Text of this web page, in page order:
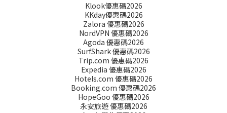
Klook優惠碼2026
KKday優惠碼2026
Zalora 優惠碼2026
NordVPN 優惠碼2026
Agoda 優惠碼2026
SurfShark 優惠碼2026
Trip.com 優惠碼2026
Expedia 優惠碼2026
Hotels.com 優惠碼2026
Booking.com 優惠碼2026
HopeGoo 優惠碼2026
永安旅遊 優惠碼2026